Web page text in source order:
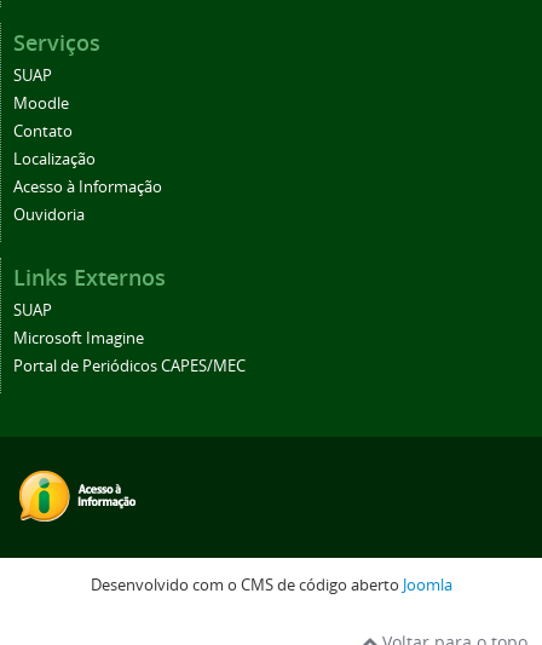
Serviços
SUAP
Moodle
Contato
Localização
Acesso à Informação
Ouvidoria
Links Externos
SUAP
Microsoft Imagine
Portal de Periódicos CAPES/MEC
Desenvolvido com o CMS de código aberto Joomla